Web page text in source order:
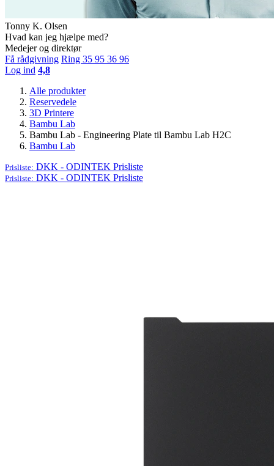
Tonny K. Olsen
Hvad kan jeg hjælpe med?
Medejer og direktør
Få rådgivning Ring 35 95 36 96
Log ind 4,8
Alle produkter
Reservedele
3D Printere
Bambu Lab
Bambu Lab - Engineering Plate til Bambu Lab H2C
Bambu Lab
Prisliste: DKK - ODINTEK Prisliste
Prisliste: DKK - ODINTEK Prisliste